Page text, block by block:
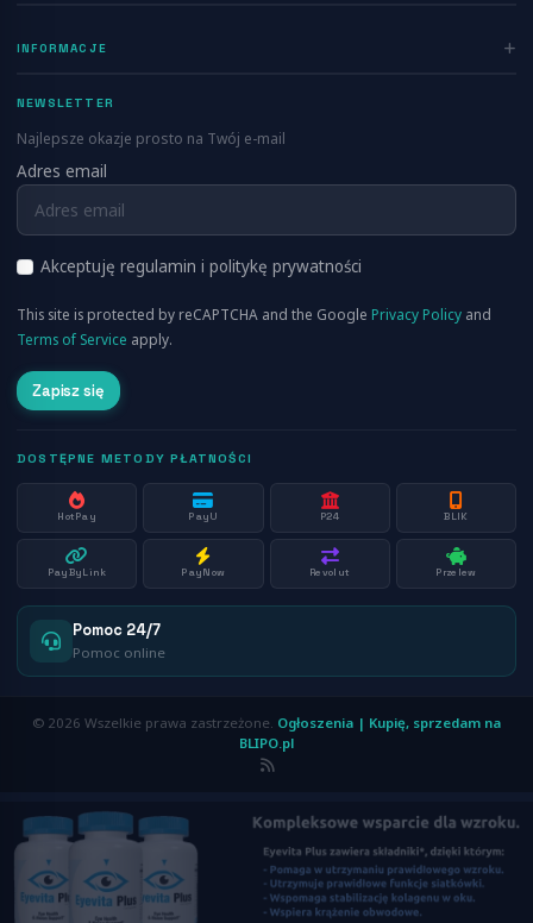
Dodaj ogłoszenie
Blog
Info
RSS
INFORMACJE
Regulamin
Kontakt
FAQ
Aplikacja Mobilna
NEWSLETTER
Najlepsze okazje prosto na Twój e-mail
Adres email
Akceptuję regulamin i politykę prywatności
This site is protected by reCAPTCHA and the Google Privacy Policy and
Terms of Service apply.
Zapisz się
DOSTĘPNE METODY PŁATNOŚCI
HotPay PayU P24 BLIK
PayByLink PayNow Revolut Przelew
Pomoc 24/7
Pomoc online
© 2026 Wszelkie prawa zastrzeżone. Ogłoszenia | Kupię, sprzedam na
BLIPO.pl